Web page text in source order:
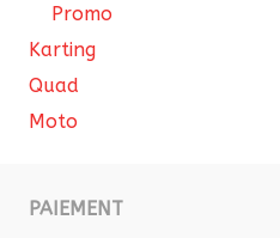
Promo
Karting
Quad
Moto
PAIEMENT